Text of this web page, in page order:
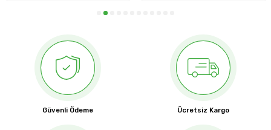
Güvenli Ödeme Ücretsiz Kargo